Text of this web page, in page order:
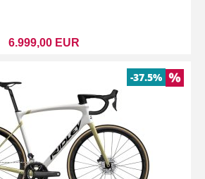
6.999,00 EUR
-37.5%